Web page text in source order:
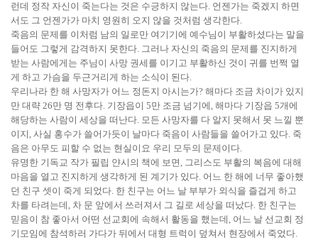
런데 정작 자신이 죽는다는 것은 수긍하지 않는다. 언젠가는 죽겠지 하면
서도 그 언젠가가 마치 영원히 오지 않을 것처럼 생각한다.
죽음의 문제를 이처럼 남의 일로만 여기기에 예수님이 부활하셨다는 말을
들어도 그렇게 감격하지 못한다. 그러나 자신의 죽음의 문제를 진지하게
받는 사람에게는 주님이 사망 권세를 이기고 부활하신 것이 귀를 번쩍 열
게 하고 가슴을 두근거리게 하는 소식이 된다.
우리나라 한 해 사망자가 어느 정돈지 아시는가? 해마다 조금 차이가 있지
만 대략 26만 명 전후다. 기장읍이 5만 조금 넘기에, 해마다 기장읍 5개에
해당하는 사람이 세상을 떠난다. 모든 사망자를 다 알지 못해서 못 느낄 뿐
이지, 사실 홍수가 쓸어가듯이 날마다 죽음이 사람들을 쓸어가고 있다. 죽
음은 아무도 피할 수 없는 현실이요 우리 모두의 문제이다.
유명한 기독교 작가 필립 얀시의 책에 보면, 그리스도 부활의 복음에 대해
마음을 열고 진지하게 생각하게 된 계기가 있다. 어느 한 해에 너무 좋아했
던 친구 셋이 죽게 되었다. 한 친구는 어느 날 부부가 외식을 즐겁게 하고
차를 타려는데, 차 문 앞에서 쓰러져서 그 길로 세상을 떠났다. 한 친구는
믿음이 참 좋아서 어떤 선교회에 속해서 활동을 했는데, 어느 날 선교회 정
기모임에 참석하러 가다가 뒤에서 대형 트럭이 덮쳐서 현장에서 죽었다.